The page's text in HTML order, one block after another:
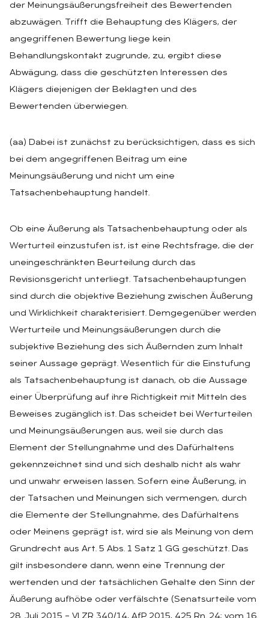
der Meinungsäußerungsfreiheit des Bewertenden
abzuwägen. Trifft die Behauptung des Klägers, der
angegriffenen Bewertung liege kein
Behandlungskontakt zugrunde, zu, ergibt diese
Abwägung, dass die geschützten Interessen des
Klägers diejenigen der Beklagten und des
Bewertenden überwiegen.
(aa) Dabei ist zunächst zu berücksichtigen, dass es sich
bei dem angegriffenen Beitrag um eine
Meinungsäußerung und nicht um eine
Tatsachenbehauptung handelt.
Ob eine Äußerung als Tatsachenbehauptung oder als
Werturteil einzustufen ist, ist eine Rechtsfrage, die der
uneingeschränkten Beurteilung durch das
Revisionsgericht unterliegt. Tatsachenbehauptungen
sind durch die objektive Beziehung zwischen Äußerung
und Wirklichkeit charakterisiert. Demgegenüber werden
Werturteile und Meinungsäußerungen durch die
subjektive Beziehung des sich Äußernden zum Inhalt
seiner Aussage geprägt. Wesentlich für die Einstufung
als Tatsachenbehauptung ist danach, ob die Aussage
einer Überprüfung auf ihre Richtigkeit mit Mitteln des
Beweises zugänglich ist. Das scheidet bei Werturteilen
und Meinungsäußerungen aus, weil sie durch das
Element der Stellungnahme und des Dafürhaltens
gekennzeichnet sind und sich deshalb nicht als wahr
und unwahr erweisen lassen. Sofern eine Äußerung, in
der Tatsachen und Meinungen sich vermengen, durch
die Elemente der Stellungnahme, des Dafürhaltens
oder Meinens geprägt ist, wird sie als Meinung von dem
Grundrecht aus Art. 5 Abs. 1 Satz 1 GG geschützt. Das
gilt insbesondere dann, wenn eine Trennung der
wertenden und der tatsächlichen Gehalte den Sinn der
Äußerung aufhöbe oder verfälschte (Senatsurteile vom